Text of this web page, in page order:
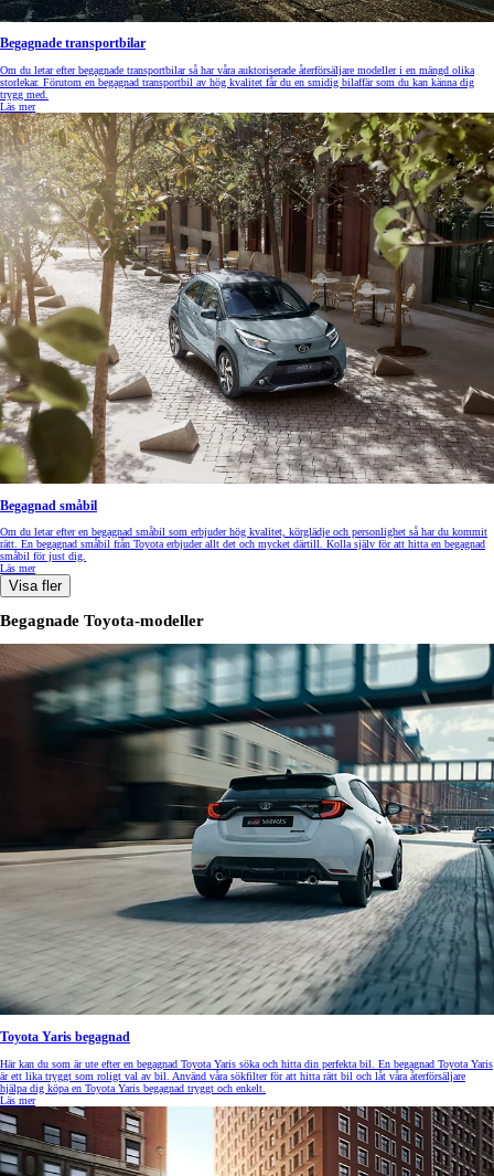
Begagnade transportbilar
Om du letar efter begagnade transportbilar så har våra auktoriserade återförsäljare modeller i en mängd olika
storlekar. Förutom en begagnad transportbil av hög kvalitet får du en smidig bilaffär som du kan känna dig
trygg med.
Läs mer
Begagnad småbil
Om du letar efter en begagnad småbil som erbjuder hög kvalitet, körglädje och personlighet så har du kommit
rätt. En begagnad småbil från Toyota erbjuder allt det och mycket därtill. Kolla själv för att hitta en begagnad
småbil för just dig.
Läs mer
Visa fler
Begagnade Toyota-modeller
Toyota Yaris begagnad
Här kan du som är ute efter en begagnad Toyota Yaris söka och hitta din perfekta bil. En begagnad Toyota Yaris
är ett lika tryggt som roligt val av bil. Använd våra sökfilter för att hitta rätt bil och låt våra återförsäljare
hjälpa dig köpa en Toyota Yaris begagnad tryggt och enkelt.
Läs mer